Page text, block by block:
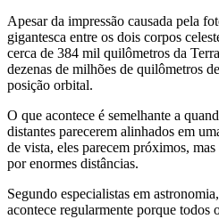
Apesar da impressão causada pela
gigantesca entre os dois corpos
cerca de 384 mil quilômetros da
dezenas de milhões de quilômetros
posição orbital.
O que acontece é semelhante a
distantes parecerem alinhados em
de vista, eles parecem próximos,
por enormes distâncias.
Segundo especialistas em
acontece regularmente porque todos